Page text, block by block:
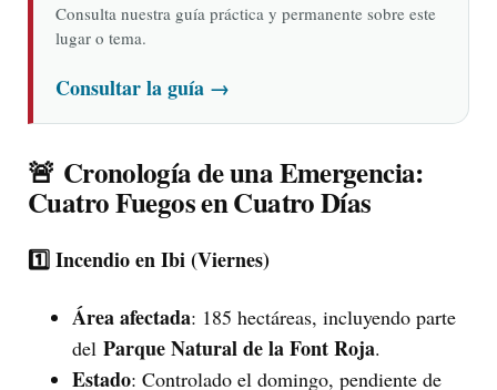
Consulta nuestra guía práctica y permanente sobre este
lugar o tema.
Consultar la guía →
🚨 Cronología de una Emergencia:
Cuatro Fuegos en Cuatro Días
1️⃣ Incendio en Ibi (Viernes)
Área afectada: 185 hectáreas, incluyendo parte
del Parque Natural de la Font Roja.
Estado: Controlado el domingo, pendiente de